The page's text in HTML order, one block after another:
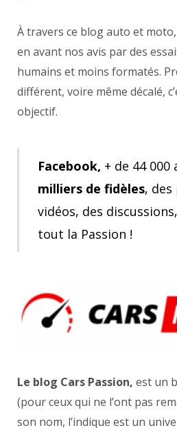
Àtravers ce blog auto et
en avant nos avis par des
humains et moins formatés.
différent, voire même décalé,
objectif.
Facebook, + de 44 000
milliers de fidèles, des
vidéos, des
tout la Passion !
Le blog Cars Passion, est un
(pour ceux qui ne l’ont pas
son nom, l’indique est un